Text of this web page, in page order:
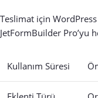
Teslimat için
JetFormBuilder Pro’yu
Kullanım Süresi